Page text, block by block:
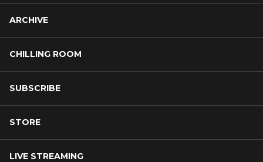
ARCHIVE
CHILLING ROOM
SUBSCRIBE
STORE
LIVE STREAMING